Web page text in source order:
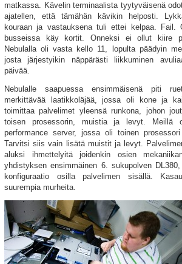
matkassa. Kävelin terminaalista tyytyväisenä
ajatellen, että tämähän kävikin helposti.
kouraan ja vastauksena tuli ettei kelpaa. Fail.
busseissa käy kortit. Onneksi ei ollut kiire
Nebulalla oli vasta kello 11, lopulta päädyin
josta järjestyikin näppärästi liikkuminen
päivää.
Nebulalle saapuessa ensimmäisenä piti
merkittävää laatikkoläjää, jossa oli kone ja
toimittaa palvelimet yleensä runkona, johon
toisen prosessorin, muistia ja levyt. Meillä
performance server, jossa oli toinen
Tarvitsi siis vain lisätä muistit ja levyt.
aluksi ihmettelyitä joidenkin osien
yhdistyksen ensimmäinen 6. sukupolven
konfiguraatio osilla palvelimen sisällä.
suurempia murheita.